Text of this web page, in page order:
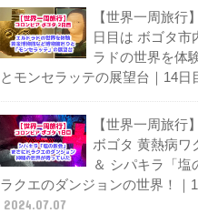
【世界一周旅行
日目は ボゴタ市
ラドの世界を体
とモンセラッテの展望台｜14日
【世界一周旅行
ボゴタ 黄熱病ワ
＆ シパキラ「塩
ラクエのダンジョンの世界！｜
2024.07.07